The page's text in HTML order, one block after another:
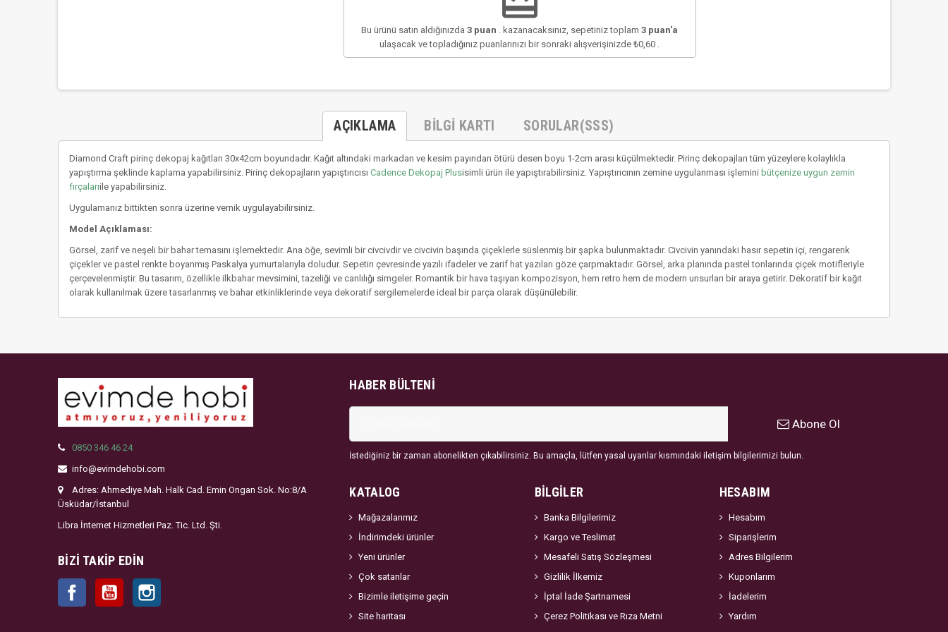
Bu ürünü satın aldığınızda3 puan . kazanacaksınız, sepetiniz toplam3 puan'a
ulaşacak ve topladığınız puanlarınızı bir sonraki alışverişinizde₺0,60
AÇIKLAMA BILGI KARTI SORULAR(SSS)
Diamond Craft pirinç dekopaj kağıtları 30x42cm boyundadır. Kağıt altındaki markadan ve kesim payından ötürü desen boyu 1-2cm arası küçülmektedir. Pirinç dekopajları tüm yüzeylere kolaylıkla
yapıştırma şeklinde kaplama yapabilirsiniz. Pirinç dekopajların yapıştırıcısı Cadence Dekopaj Plusisimli ürün ile yapıştırabilirsiniz. Yapıştırıcının zemine uygulanması işlemini bütçenize uygun zemin
fırçalarıile yapabilirsiniz.
Uygulamanız bittikten sonra üzerine vernik uygulayabilirsiniz.
Model Açıklaması:
Görsel, zarif ve neşeli bir bahar temasını işlemektedir. Ana öğe, sevimli bir civcivdir ve civcivin başında çiçeklerle süslenmiş bir şapka bulunmaktadır. Civcivin yanındaki hasır sepetin içi, rengarenk
çiçekler ve pastel renkte boyanmış Paskalya yumurtalarıyla doludur. Sepetin çevresinde yazılı ifadeler ve zarif hat yazıları göze çarpmaktadır. Görsel, arka planında pastel tonlarında çiçek motifleriyle
çerçevelenmiştir. Bu tasarım, özellikle ilkbahar mevsimini, tazeliği ve canlılığı simgeler. Romantik bir hava taşıyan kompozisyon, hem retro hem de modern unsurları bir araya getirir. Dekoratif bir kağıt
olarak kullanılmak üzere tasarlanmış ve bahar etkinliklerinde veya dekoratif sergilemelerde ideal bir parça olarak düşünülebilir.
0850 346 46 24
info@evimdehobi.com
Adres: Ahmediye Mah. Halk Cad. Emin Ongan Sok. No:8/A
Üsküdar/İstanbul
Libra İnternet Hizmetleri Paz. Tic. Ltd. Şti.
BIZI TAKIP EDIN
Facebook YouTube
HABER BÜLTENI
Abone Ol
İstediğiniz bir zaman abonelikten çıkabilirsiniz. Bu amaçla, lütfen yasal uyarılar kısmındaki iletişim bilgilerimizi bulun.
KATALOG
Mağazalarımız
İndirimdeki ürünler
Yeni ürünler
Çok satanlar
Bizimle iletişime geçin
Site haritası
BİLGİLER
Banka Bilgilerimiz
Kargo ve Teslimat
Mesafeli Satış Sözleşmesi
Gizlilik İlkemiz
İptal İade Şartnamesi
Çerez Politikası ve Rıza Metni
HESABIM
Hesabım
Siparişlerim
Adres Bilgilerim
Kuponlarım
İadelerim
Yardım